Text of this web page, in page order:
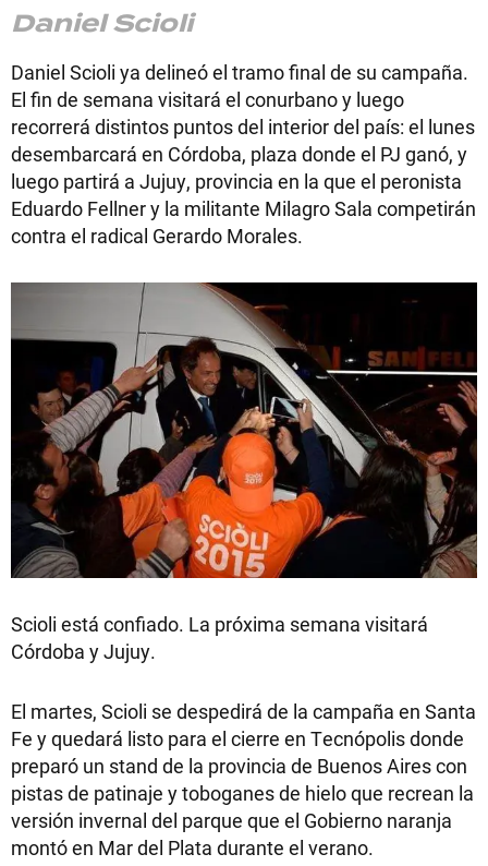
Daniel Scioli
Daniel Scioli ya delineó el tramo final de su campaña.
El fin de semana visitará el conurbano y luego
recorrerá distintos puntos del interior del país: el lunes
desembarcará en Córdoba, plaza donde el PJ ganó, y
luego partirá a Jujuy, provincia en la que el peronista
Eduardo Fellner y la militante Milagro Sala competirán
contra el radical Gerardo Morales.
Scioli está confiado. La próxima semana visitará
Córdoba y Jujuy.
El martes, Scioli se despedirá de la campaña en Santa
Fe y quedará listo para el cierre en Tecnópolis donde
preparó un stand de la provincia de Buenos Aires con
pistas de patinaje y toboganes de hielo que recrean la
versión invernal del parque que el Gobierno naranja
montó en Mar del Plata durante el verano.